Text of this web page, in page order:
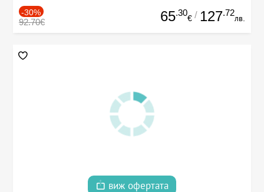
-30%
92.70€ 65.30
€ / 127.72
лв.
виж офертата